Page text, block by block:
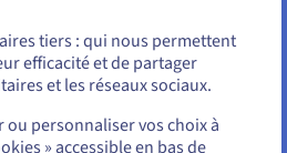
Recherchez des outils
tiers : qui nous permettent
efficacité et de partager
et les réseaux sociaux.
ou personnaliser vos choix à
» accessible en bas de